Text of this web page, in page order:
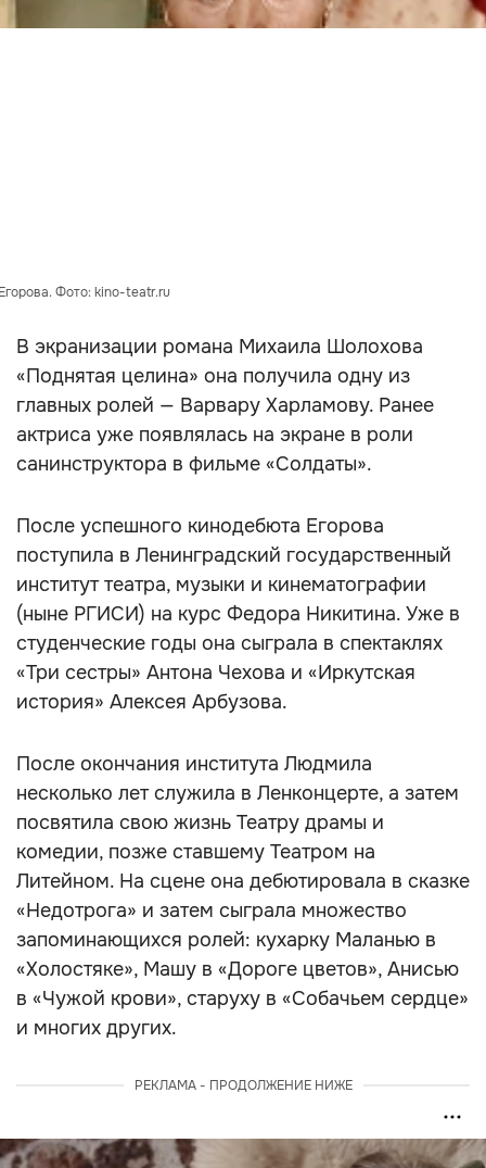
Фото: kino-teatr.ru
В экранизации романа Михаила Шолохова
«Поднятая целина» она получила одну из
главных ролей — Варвару Харламову. Ранее
актриса уже появлялась на экране в роли
санинструктора в фильме «Солдаты».
После успешного кинодебюта Егорова
поступила в Ленинградский государственный
институт театра, музыки и кинематографии
(ныне РГИСИ) на курс Федора Никитина. Уже в
студенческие годы она сыграла в спектаклях
«Три сестры» Антона Чехова и «Иркутская
история» Алексея Арбузова.
После окончания института Людмила
несколько лет служила в Ленконцерте, а затем
посвятила свою жизнь Театру драмы и
комедии, позже ставшему Театром на
Литейном. На сцене она дебютировала в сказке
«Недотрога» и затем сыграла множество
запоминающихся ролей: кухарку Маланью в
«Холостяке», Машу в «Дороге цветов», Анисью
в «Чужой крови», старуху в «Собачьем сердце»
и многих других.
РЕКЛАМА - ПРОДОЛЖЕНИЕ НИЖЕ